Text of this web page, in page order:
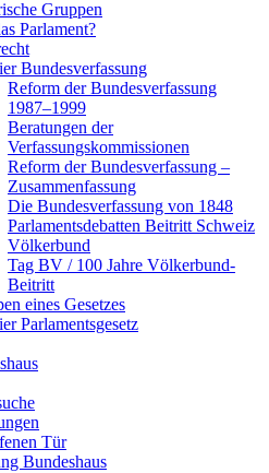
Gruppen
Parlament?
Bundesverfassung
Reform der Bundesverfassung
1987–1999
Beratungen der
Verfassungskommissionen
Reform der Bundesverfassung –
Zusammenfassung
Die Bundesverfassung von 1848
Parlamentsdebatten Beitritt Schweiz
Völkerbund
Tag BV / 100 Jahre Völkerbund-
Beitritt
eines Gesetzes
Parlamentsgesetz
Tür
Bundeshaus